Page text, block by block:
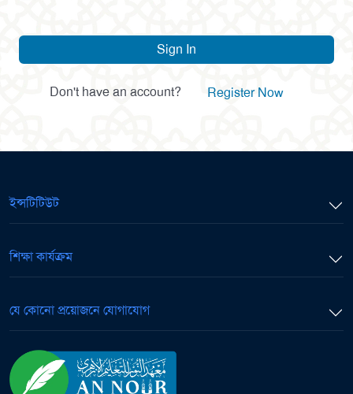
Sign In
Don't have an account? Register Now
ইন্সটিটিউট
শিক্ষা কার্যক্রম
যে কোনো প্রয়োজনে যোগাযোগ